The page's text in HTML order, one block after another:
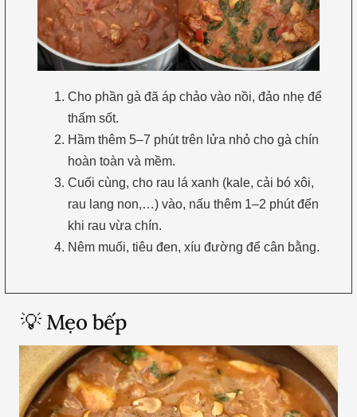
Cho phần gà đã áp chảo vào nồi, đảo nhẹ để
thấm sốt.
Hầm thêm 5–7 phút trên lửa nhỏ cho gà chín
hoàn toàn và mềm.
Cuối cùng, cho rau lá xanh (kale, cải bó xôi,
rau lang non,…) vào, nấu thêm 1–2 phút đến
khi rau vừa chín.
Nêm muối, tiêu đen, xíu đường để cân bằng.
💡 Mẹo bếp